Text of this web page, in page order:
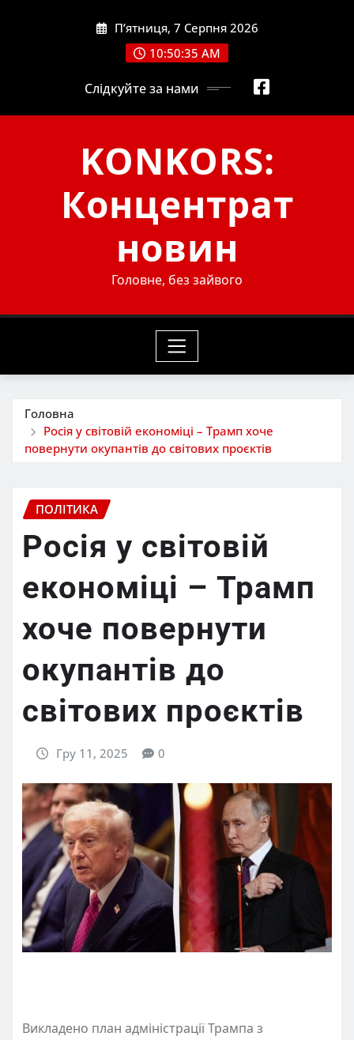
П’ятниця, 7 Серпня 2026
10:50:36 AM
Слідкуйте за нами
KONKORS:
Концентрат
новин
Головне, без зайвого
Головна
Росія у світовій економіці – Трамп хоче
повернути окупантів до світових проєктів
ПОЛІТИКА
Росія у світовій
економіці – Трамп
хоче повернути
окупантів до
світових проєктів
Гру 11, 2025 0
Викладено план адміністрації Трампа з